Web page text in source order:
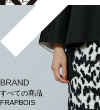
BRAND
すべての商品
FRAPBOIS